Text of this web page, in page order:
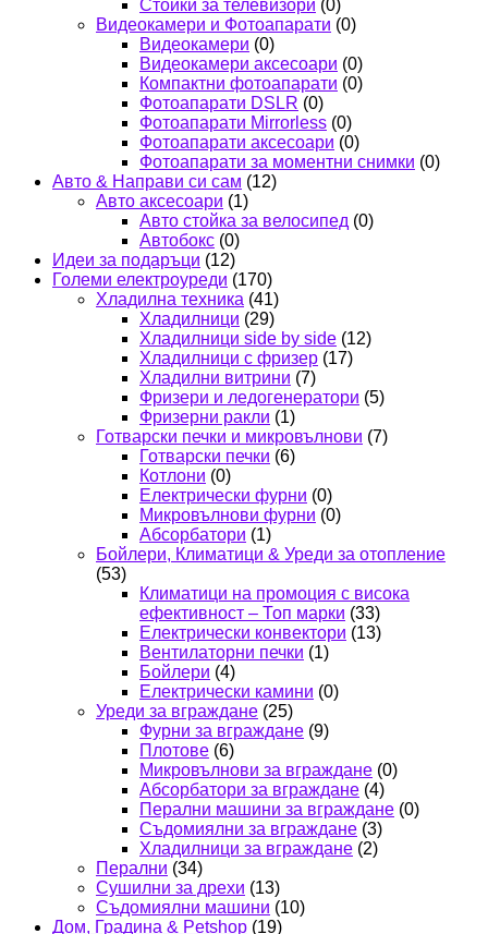
Стойки за телевизори (0)
Видеокамери и Фотоапарати (0)
Видеокамери (0)
Видеокамери аксесоари (0)
Компактни фотоапарати (0)
Фотоапарати DSLR (0)
Фотоапарати Mirrorless (0)
Фотоапарати аксесоари (0)
Фотоапарати за моментни снимки (0)
Авто & Направи си сам (12)
Авто аксесоари (1)
Авто стойка за велосипед (0)
Автобокс (0)
Идеи за подаръци (12)
Големи електроуреди (170)
Хладилна техника (41)
Хладилници (29)
Хладилници side by side (12)
Хладилници с фризер (17)
Хладилни витрини (7)
Фризери и ледогенератори (5)
Фризерни ракли (1)
Готварски печки и микровълнови (7)
Готварски печки (6)
Котлони (0)
Електрически фурни (0)
Микровълнови фурни (0)
Абсорбатори (1)
Бойлери, Климатици & Уреди за отопление
(53)
Климатици на промоция с висока
ефективност – Топ марки (33)
Електрически конвектори (13)
Вентилаторни печки (1)
Бойлери (4)
Електрически камини (0)
Уреди за вграждане (25)
Фурни за вграждане (9)
Плотове (6)
Микровълнови за вграждане (0)
Абсорбатори за вграждане (4)
Перални машини за вграждане (0)
Съдомиялни за вграждане (3)
Хладилници за вграждане (2)
Перални (34)
Сушилни за дрехи (13)
Съдомиялни машини (10)
Дом, Градина & Petshop (19)